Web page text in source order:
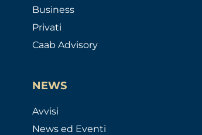
Business
Privati
Caab Advisory
NEWS
Avvisi
News ed Eventi